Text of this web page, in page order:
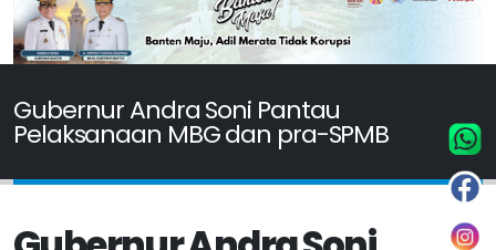
Gubernur Andra Soni Pantau
Pelaksanaan MBG dan pra-SPMB